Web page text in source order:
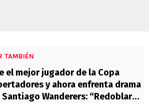
TAMBIÉN
el mejor jugador de la Copa
y ahora enfrenta drama
Santiago Wanderers: “Redoblar